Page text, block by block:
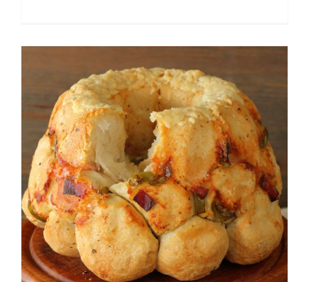
Monkey bread πίτσα